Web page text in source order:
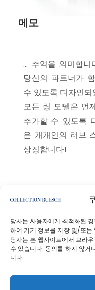
당사는 사용자에게 최적화된
하여 기기 정보를 저장 및/또는
당사는 본 웹사이트에서 브라
수 있습니다. 동의를 하지 않거
니다.
메모
... 추억을 의미합
당신의 파트너가
수 있도록 디자인되
모든 링 모델은 언
추가할 수 있도록
은 개개인의 러브
상징합니다!